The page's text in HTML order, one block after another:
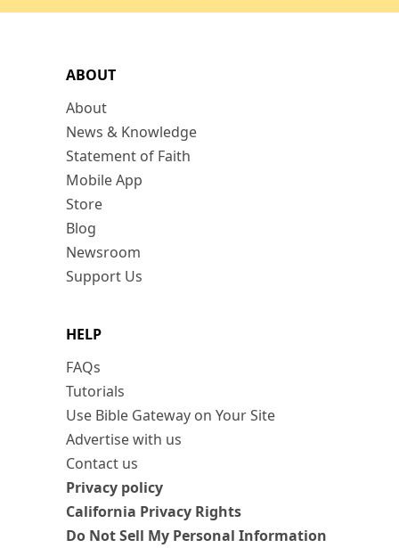
ABOUT
About
News & Knowledge
Statement of Faith
Mobile App
Store
Blog
Newsroom
Support Us
HELP
FAQs
Tutorials
Use Bible Gateway on Your Site
Advertise with us
Contact us
Privacy policy
California Privacy Rights
Do Not Sell My Personal Information